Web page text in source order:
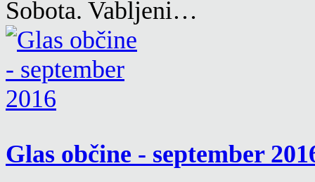
Sobota. Vabljeni…
Glas občine - september